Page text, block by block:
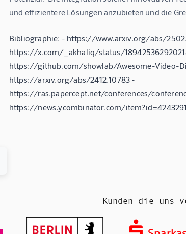
und effizientere Lösungen anzubieten und die
Bibliographie: - https://www.arxiv.org/abs/
https://x.com/_akhaliq/status/
https://github.com/showlab/Awesome-Video-
https://arxiv.org/abs/2412.10783 -
https://ras.papercept.net/conferences/
https://news.ycombinator.com/
Kunden die uns